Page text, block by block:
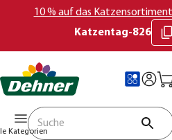
10 % auf das
Katzentag-826
Kategorien